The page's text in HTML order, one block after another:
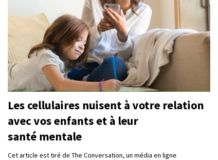
Les cellulaires nuisent à votre relation
avec vos enfants et à leur
santé mentale
Cet article est tiré de The Conversation, un média en ligne